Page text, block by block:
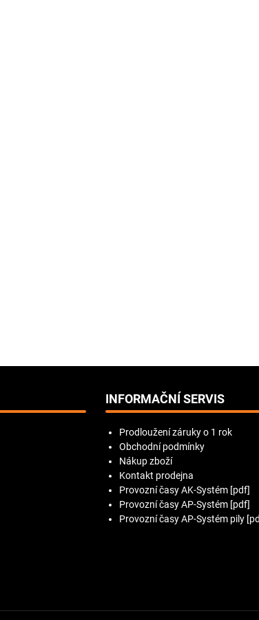
INFORMAČNÍ SERVIS
Prodloužení záruky o 1 rok
Obchodní podmínky
Nákup zboží
Kontakt prodejna
Provozní časy AK-Systém [pdf]
Provozní časy AP-Systém [pdf]
Provozní časy AP-Systém pily